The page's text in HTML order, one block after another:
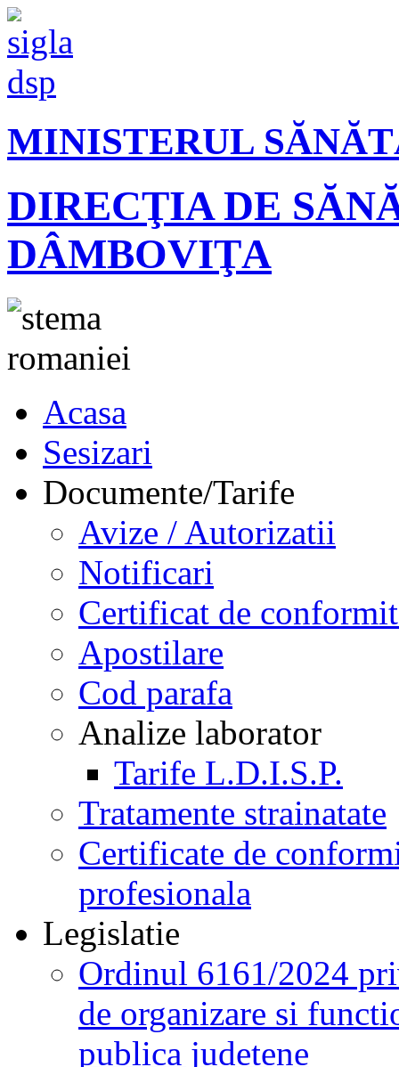
MINISTERUL
DIRECŢIA DE
DÂMBOVIŢA
Acasa
Sesizari
Documente/Tarife
Avize / Autorizatii
Notificari
Certificat de
Apostilare
Cod parafa
Analize laborator
Tarife L.D.I.S.P.
Tratamente strainatate
Certificate de
profesionala
Legislatie
Ordinul 6161/2024
de organizare si
publica judetene